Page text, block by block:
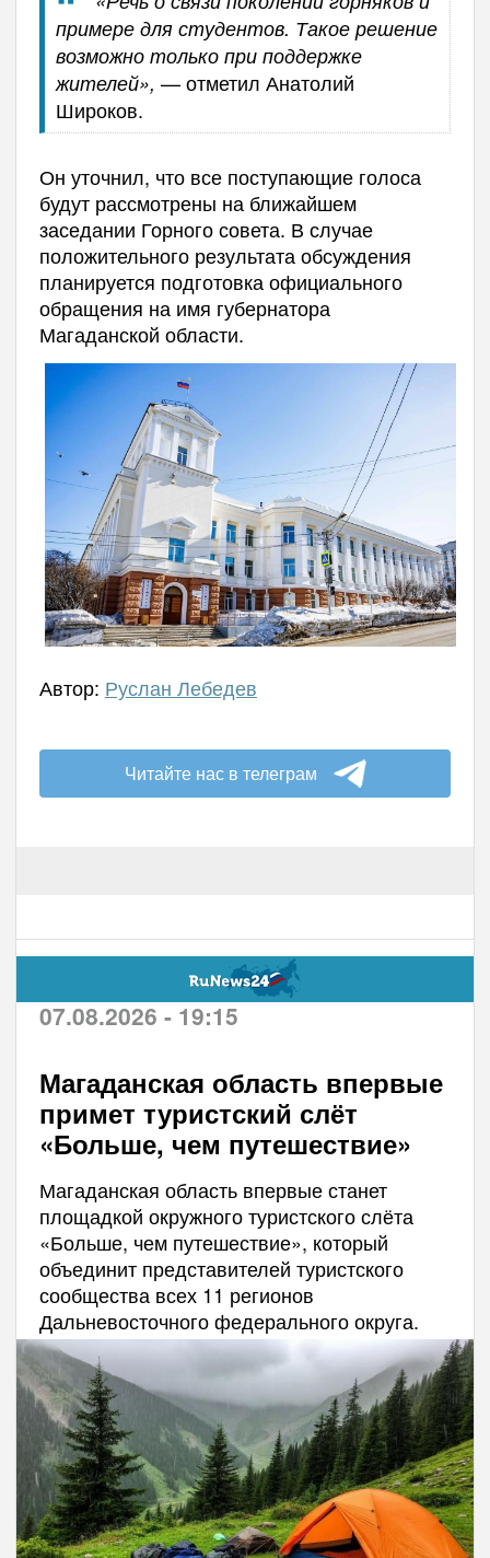
примере для студентов. Такое решение
возможно только при поддержке
жителей», — отметил Анатолий
Широков.
Он уточнил, что все поступающие голоса
будут рассмотрены на ближайшем
заседании Горного совета. В случае
положительного результата обсуждения
планируется подготовка официального
обращения на имя губернатора
Магаданской области.
Автор: Руслан Лебедев
Читайте нас в телеграм
07.08.2026 - 19:15
Магаданская область впервые
примет туристский слёт
«Больше, чем путешествие»
Магаданская область впервые станет
площадкой окружного туристского слёта
«Больше, чем путешествие», который
объединит представителей туристского
сообщества всех 11 регионов
Дальневосточного федерального округа.